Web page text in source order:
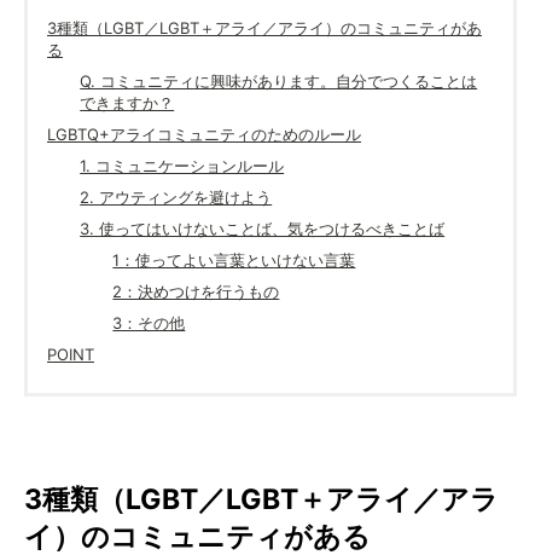
3種類（LGBT／LGBT＋アライ／アライ）のコミュニティがあ
る
Q. コミュニティに興味があります。自分でつくることは
できますか？
LGBTQ+アライコミュニティのためのルール
1. コミュニケーションルール
2. アウティングを避けよう
3. 使ってはいけないことば、気をつけるべきことば
1：使ってよい言葉といけない言葉
2：決めつけを行うもの
3：その他
POINT
3種類（LGBT／LGBT＋アライ／アラ
イ）のコミュニティがある